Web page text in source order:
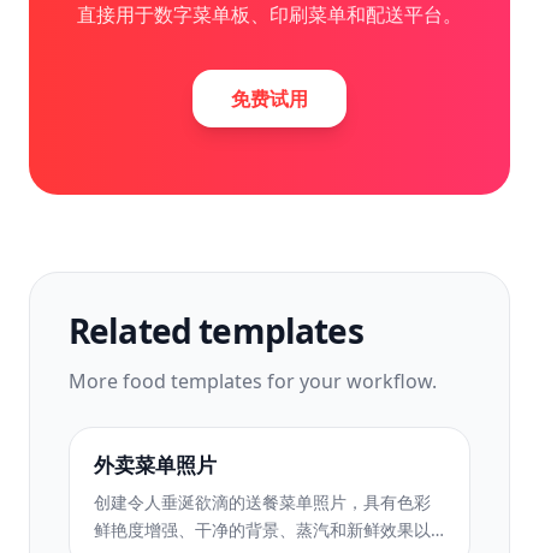
直接用于数字菜单板、印刷菜单和配送平台。
免费试用
Related templates
Morefood templates for your workflow.
外卖菜单照片
创建令人垂涎欲滴的送餐菜单照片，具有色彩
鲜艳度增强、干净的背景、蒸汽和新鲜效果以